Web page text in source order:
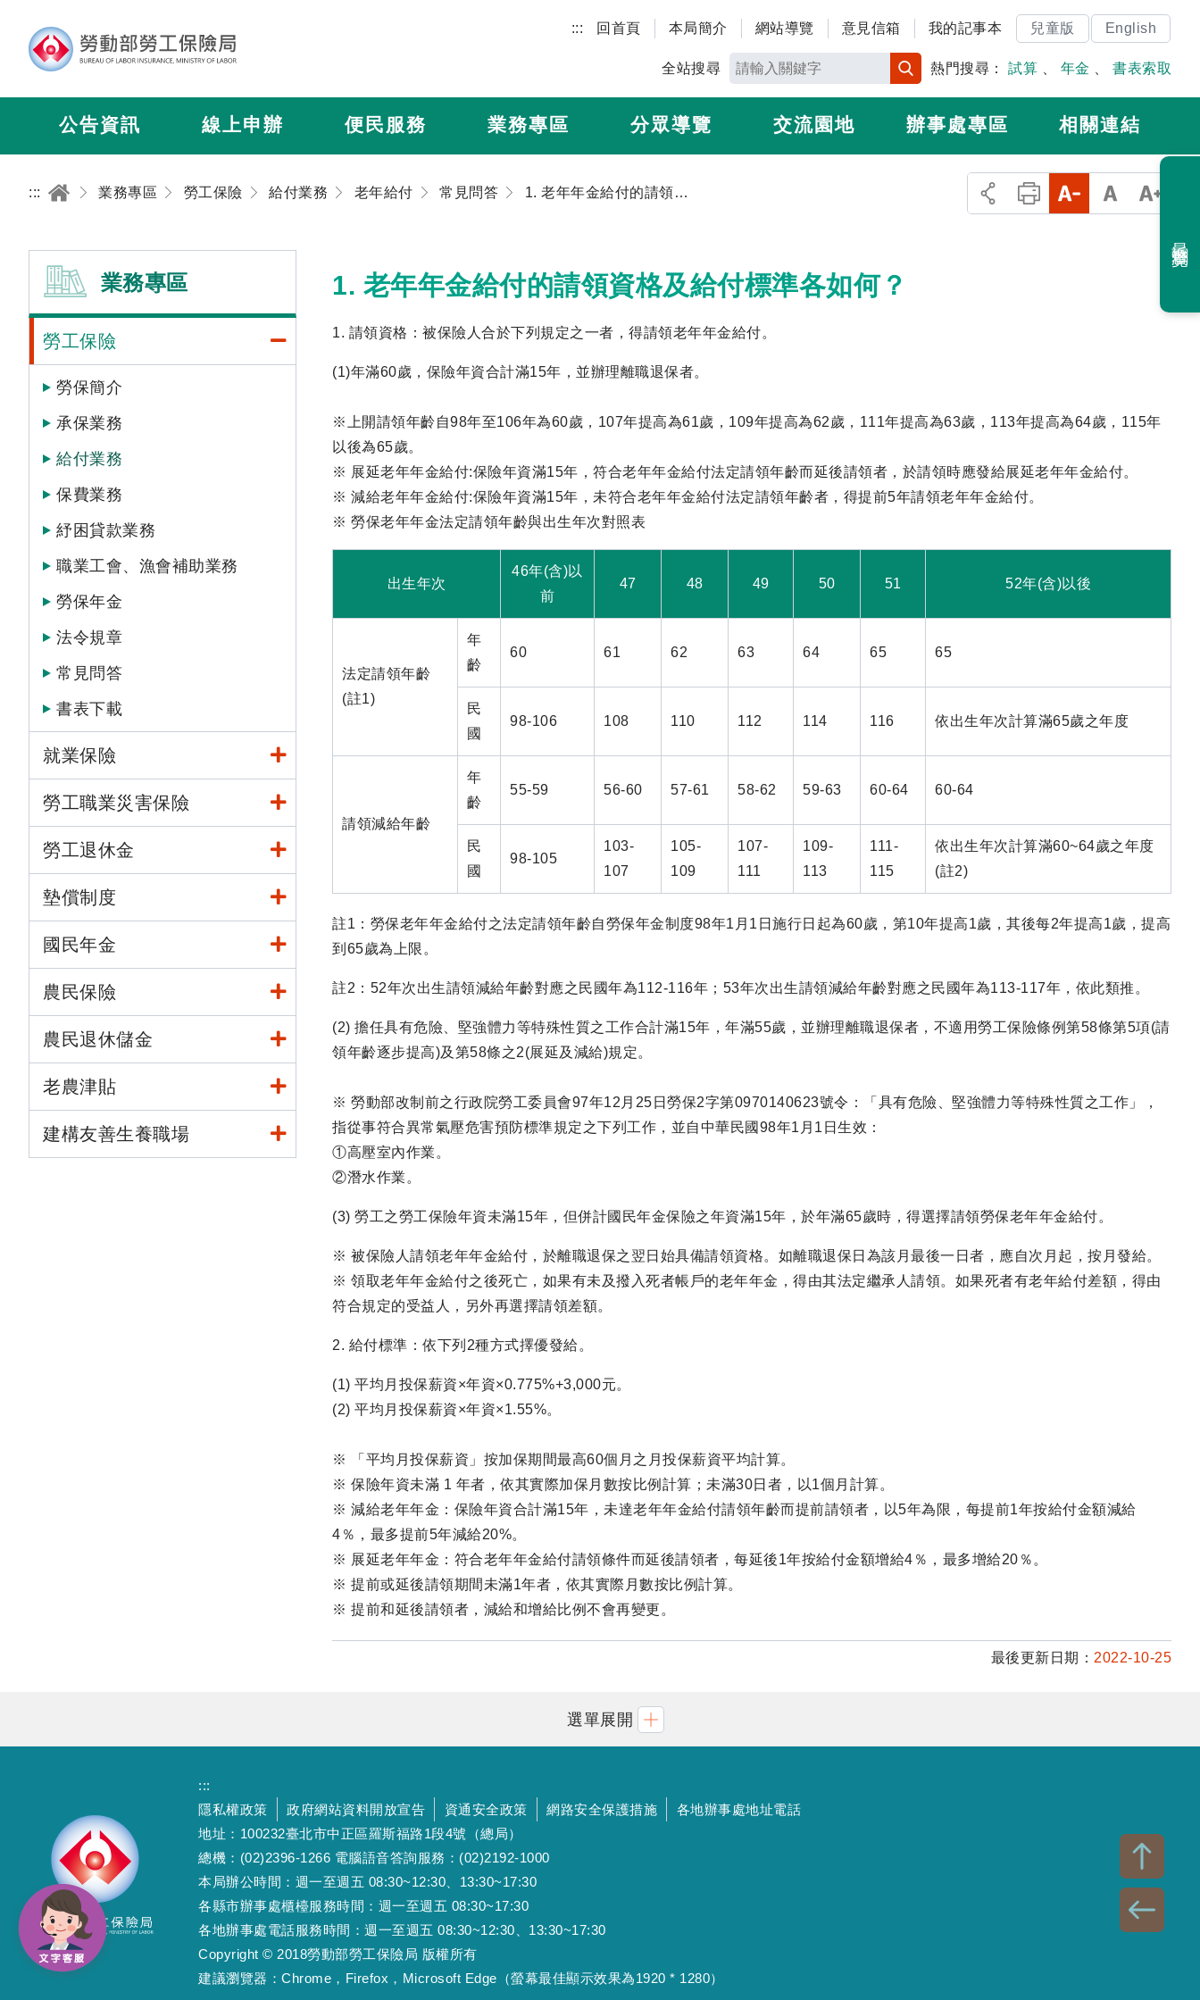
::: 回首頁 本局簡介 網站導覽 意見信箱 我的記事本 兒童版 English
全站搜尋 熱門搜尋： 試算 年金 書表索取
公告資訊 線上申辦 便民服務 業務專區 分眾導覽 交流園地 辦事處專區 相關連結
::: 業務專區 勞工保險 給付業務 老年給付 常見問答 1. 老年年金給付的請領資格及給付標準各如何？
業務專區
勞工保險
勞保簡介
承保業務
給付業務
保費業務
紓困貸款業務
職業工會、漁會補助業務
勞保年金
法令規章
常見問答
書表下載
就業保險
勞工職業災害保險
勞工退休金
墊償制度
國民年金
農民保險
農民退休儲金
老農津貼
建構友善生養職場
1. 老年年金給付的請領資格及給付標準各如何？
1. 請領資格：被保險人合於下列規定之一者，得請領老年年金給付。
(1)年滿60歲，保險年資合計滿15年，並辦理離職退保者。
※上開請領年齡自98年至106年為60歲，107年提高為61歲，109年提高為62歲，111年提高為63歲，113年提高為64歲，115年
以後為65歲。
※ 展延老年年金給付:保險年資滿15年，符合老年年金給付法定請領年齡而延後請領者，於請領時應發給展延老年年金給付。
※ 減給老年年金給付:保險年資滿15年，未符合老年年金給付法定請領年齡者，得提前5年請領老年年金給付。
※ 勞保老年年金法定請領年齡與出生年次對照表
出生年次
46年(含)以
前
47 48 49 50 51 52年(含)以後
法定請領年齡
(註1)
年
齡
60 61 62 63 64 65 65
民
國
98-106 108 110 112 114 116 依出生年次計算滿65歲之年度
請領減給年齡
年
齡
55-59 56-60 57-61 58-62 59-63 60-64 60-64
民
國
98-105
103-
107
105-
109
107-
111
109-
113
111-
115
依出生年次計算滿60~64歲之年度
(註2)
註1：勞保老年年金給付之法定請領年齡自勞保年金制度98年1月1日施行日起為60歲，第10年提高1歲，其後每2年提高1歲，提高
到65歲為上限。
註2：52年次出生請領減給年齡對應之民國年為112-116年；53年次出生請領減給年齡對應之民國年為113-117年，依此類推。
(2) 擔任具有危險、堅強體力等特殊性質之工作合計滿15年，年滿55歲，並辦理離職退保者，不適用勞工保險條例第58條第5項(請
領年齡逐步提高)及第58條之2(展延及減給)規定。
※ 勞動部改制前之行政院勞工委員會97年12月25日勞保2字第0970140623號令：「具有危險、堅強體力等特殊性質之工作」，
指從事符合異常氣壓危害預防標準規定之下列工作，並自中華民國98年1月1日生效：
①高壓室內作業。
②潛水作業。
(3) 勞工之勞工保險年資未滿15年，但併計國民年金保險之年資滿15年，於年滿65歲時，得選擇請領勞保老年年金給付。
※ 被保險人請領老年年金給付，於離職退保之翌日始具備請領資格。如離職退保日為該月最後一日者，應自次月起，按月發給。
※ 領取老年年金給付之後死亡，如果有未及撥入死者帳戶的老年年金，得由其法定繼承人請領。如果死者有老年給付差額，得由
符合規定的受益人，另外再選擇請領差額。
2. 給付標準：依下列2種方式擇優發給。
(1) 平均月投保薪資×年資×0.775%+3,000元。
(2) 平均月投保薪資×年資×1.55%。
※ 「平均月投保薪資」按加保期間最高60個月之月投保薪資平均計算。
※ 保險年資未滿 1 年者，依其實際加保月數按比例計算；未滿30日者，以1個月計算。
※ 減給老年年金：保險年資合計滿15年，未達老年年金給付請領年齡而提前請領者，以5年為限，每提前1年按給付金額減給
4％，最多提前5年減給20%。
※ 展延老年年金：符合老年年金給付請領條件而延後請領者，每延後1年按給付金額增給4％，最多增給20％。
※ 提前或延後請領期間未滿1年者，依其實際月數按比例計算。
※ 提前和延後請領者，減給和增給比例不會再變更。
最後更新日期： 2022-10-25
選單展開
:::
隱私權政策
政府網站資料開放宣告 資通安全政策 網路安全保護措施
各地辦事處地址電話
地址：100232臺北市中正區羅斯福路1段4號（總局）
總機：(02)2396-1266 電腦語音答詢服務：(02)2192-1000
本局辦公時間：週一至週五 08:30~12:30、13:30~17:30
各縣市辦事處櫃檯服務時間：週一至週五 08:30~17:30
各地辦事處電話服務時間：週一至週五 08:30~12:30、13:30~17:30
Copyright © 2018勞動部勞工保險局 版權所有
建議瀏覽器：Chrome，Firefox，Microsoft Edge（螢幕最佳顯示效果為1920 * 1280）